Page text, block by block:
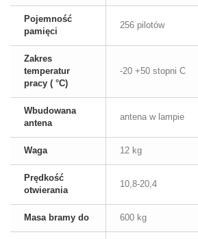
Pojemność
pamięci
256 pilotów
Zakres
temperatur
pracy ( °C)
-20 +50 stopni C
Wbudowana
antena
antena w lampie
Waga 12 kg
Prędkość
otwierania
10,8-20,4
Masa bramy do 600 kg